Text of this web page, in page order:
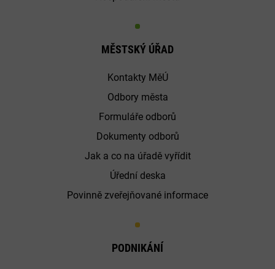
MĚSTSKÝ ÚŘAD
Kontakty MěÚ
Odbory města
Formuláře odborů
Dokumenty odborů
Jak a co na úřadě vyřídit
Úřední deska
Povinně zveřejňované informace
PODNIKÁNÍ